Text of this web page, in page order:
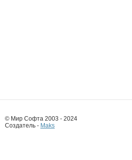
© Мир Софта 2003 - 2024
Создатель - Maks